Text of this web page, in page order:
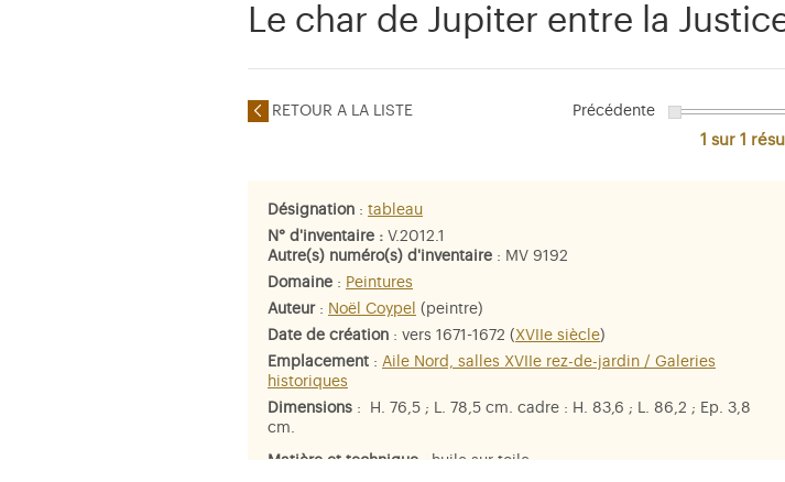
Le char de Jupiter entre la
RETOUR A LA LISTE Précédente
1 sur 1
Désignation : tableau
N° d'inventaire : V.2012.1
Autre(s) numéro(s) d'inventaire : MV 9192
Domaine : Peintures
Auteur: Noël Coypel (peintre)
Date de création : vers 1671-1672 ( XVIIe siècle)
Emplacement : Aile Nord, salles XVIIe rez-de-jardin / Galeries
historiques
Dimensions : H. 76,5 ; L. 78,5 cm. cadre : H. 83,6 ; L. 86,2 ; Ep. 3,8
cm.
Matière et technique : huile sur toile